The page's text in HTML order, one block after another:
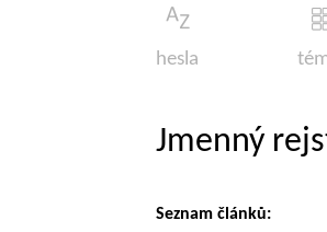
hesla
Jmenný
Seznam článků: